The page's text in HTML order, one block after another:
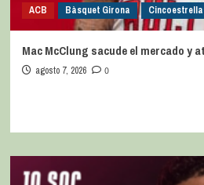
ACB Bàsquet Girona
Mac McClung sacude el mercado y
agosto 7, 2026 0